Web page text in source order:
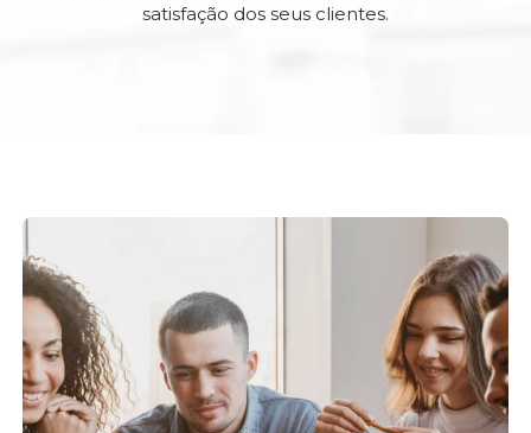
satisfação dos seus clientes.